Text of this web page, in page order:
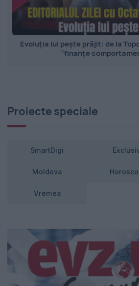
Evoluția lui pește prăjit: de la
”finanțe
Proiecte speciale
SmartDigi
Moldova
Vremea